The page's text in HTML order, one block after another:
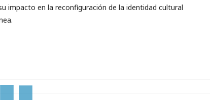
impacto en la reconfiguración de la identidad cultural